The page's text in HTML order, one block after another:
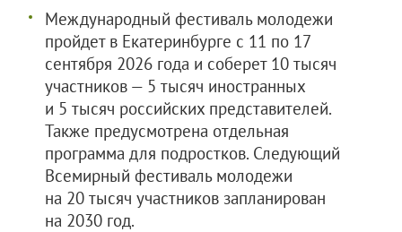
Международный фестиваль молодежи
пройдет в Екатеринбурге с 11 по 17
сентября 2026 года и соберет 10 тысяч
участников — 5 тысяч иностранных
и 5 тысяч российских представителей.
Также предусмотрена отдельная
программа для подростков. Следующий
Всемирный фестиваль молодежи
на 20 тысяч участников запланирован
на 2030 год.